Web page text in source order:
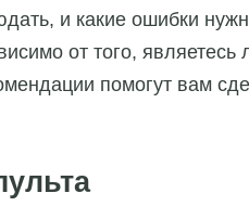
и какие ошибки
от того,
помогут вам